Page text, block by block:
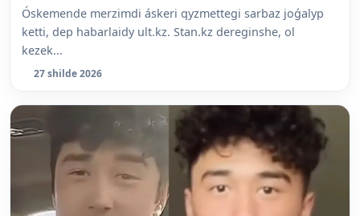
Óskemende merzimdi áskeri qyzmettegi sarbaz joǵalyp
ketti, dep habarlaidy ult.kz. Stan.kz dereginshe, ol
kezek...
27 shilde 2026